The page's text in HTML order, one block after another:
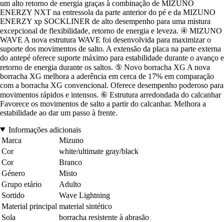
um alto retorno de energia graças à combinação de MIZUNO
ENERZY NXT na entressola da parte anterior do pé e da MIZUNO
ENERZY xp SOCKLINER de alto desempenho para uma mistura
excepcional de flexibilidade, retorno de energia e leveza. ④ MIZUNO
WAVE A nova estrutura WAVE foi desenvolvida para maximizar o
suporte dos movimentos de salto. A extensão da placa na parte externa
do antepé oferece suporte máximo para estabilidade durante o avanço e
retorno de energia durante os saltos. ⑤ Novo borracha XG A nova
borracha XG melhora a aderência em cerca de 17% em comparação
com a borracha XG convencional. Oferece desempenho poderoso para
movimentos rápidos e intensos. ⑥ Estrutura arredondada do calcanhar
Favorece os movimentos de salto a partir do calcanhar. Melhora a
estabilidade ao dar um passo à frente.
Informações adicionais
Marca
Mizuno
Cor
white/ultimate gray/black
Cor
Branco
Género
Misto
Grupo etário
Adulto
Sortido
Wave Lightning
Material principal material sintético
Sola
borracha resistente à abrasão